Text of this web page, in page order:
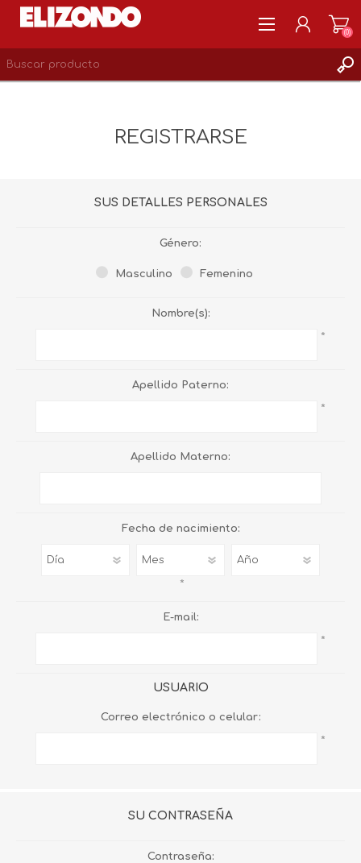
(0)
REGISTRARSE
SUS DETALLES PERSONALES
Género:
Masculino Femenino
Nombre(s):
*
Apellido Paterno:
*
Apellido Materno:
Fecha de nacimiento:
*
E-mail:
*
USUARIO
Correo electrónico o celular:
*
SU CONTRASEÑA
Contraseña: